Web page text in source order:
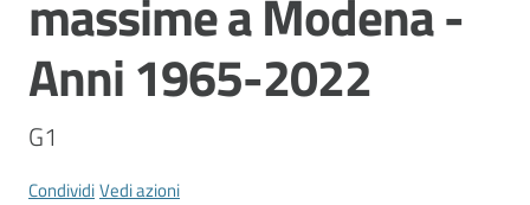
Servizi
Vivere
Modena
massime a Modena -
Anni 1965-2022
G1
CondividiVedi azioni